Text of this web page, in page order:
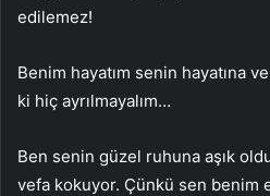
edilemez!
Benim hayatım senin hayatına
ki hiç ayrılmayalım…
Ben senin güzel ruhuna aşık
vefa kokuyor. Çünkü sen benim